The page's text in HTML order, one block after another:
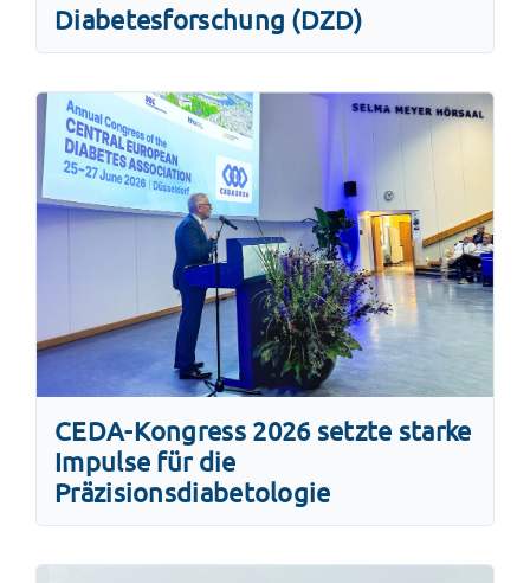
Diabetesforschung (DZD)
CEDA-Kongress 2026 setzte starke
Impulse für die
Präzisionsdiabetologie